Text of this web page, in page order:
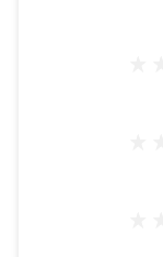
отмечен
продуманный до